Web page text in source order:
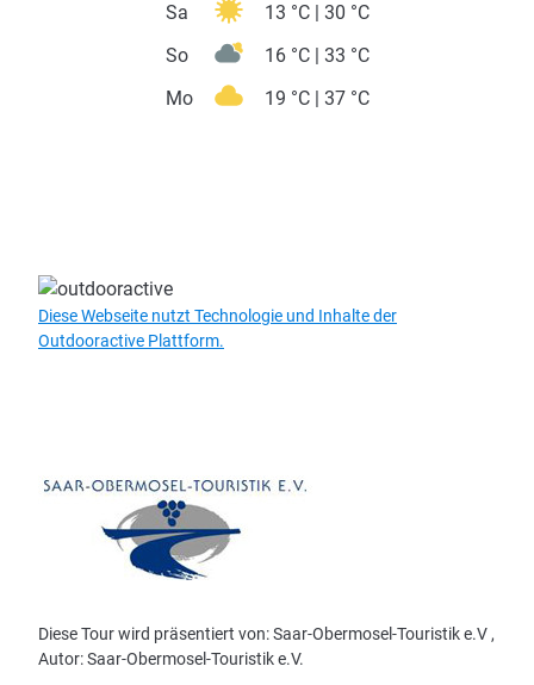
Sa
13 °C | 30 °C
So
16 °C | 33 °C
Mo
19 °C | 37 °C
Diese Webseite nutzt Technologie und Inhalte der
Outdooractive Plattform.
Diese Tour wird präsentiert von: Saar-Obermosel-Touristik e.V ,
Autor: Saar-Obermosel-Touristik e.V.